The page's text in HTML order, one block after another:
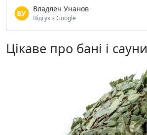
Владлен Унанов
Відгук з Google
Цікаве про бані і сауни